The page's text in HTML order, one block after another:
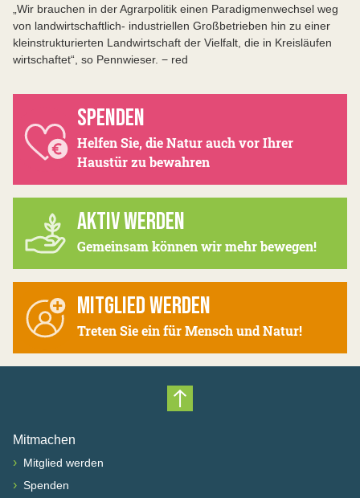
„Wir brauchen in der Agrarpolitik einen Paradigmenwechsel weg
von landwirtschaftlich- industriellen Großbetrieben hin zu einer
kleinstrukturierten Landwirtschaft der Vielfalt, die in Kreisläufen
wirtschaftet“, so Pennwieser. − red
SPENDEN
Helfen Sie, die Natur auch vor Ihrer
Haustür zu bewahren
AKTIV WERDEN
Gemeinsam können wir mehr bewegen!
MITGLIED WERDEN
Treten Sie ein für Mensch und Natur!
Nach oben scrollen
Mitmachen
› Mitglied werden
› Spenden